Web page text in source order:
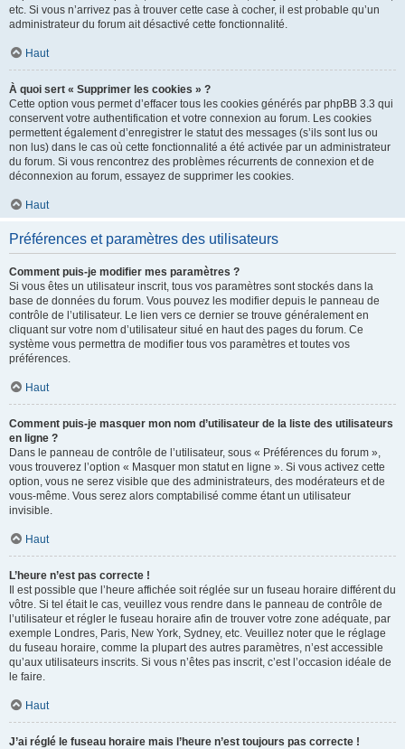
etc. Si vous n’arrivez pas à trouver cette case à cocher, il est probable qu’un
administrateur du forum ait désactivé cette fonctionnalité.
Haut
À quoi sert « Supprimer les cookies » ?
Cette option vous permet d’effacer tous les cookies générés par phpBB 3.3 qui
conservent votre authentification et votre connexion au forum. Les cookies
permettent également d’enregistrer le statut des messages (s’ils sont lus ou
non lus) dans le cas où cette fonctionnalité a été activée par un administrateur
du forum. Si vous rencontrez des problèmes récurrents de connexion et de
déconnexion au forum, essayez de supprimer les cookies.
Haut
Préférences et paramètres des utilisateurs
Comment puis-je modifier mes paramètres ?
Si vous êtes un utilisateur inscrit, tous vos paramètres sont stockés dans la
base de données du forum. Vous pouvez les modifier depuis le panneau de
contrôle de l’utilisateur. Le lien vers ce dernier se trouve généralement en
cliquant sur votre nom d’utilisateur situé en haut des pages du forum. Ce
système vous permettra de modifier tous vos paramètres et toutes vos
préférences.
Haut
Comment puis-je masquer mon nom d’utilisateur de la liste des utilisateurs
en ligne ?
Dans le panneau de contrôle de l’utilisateur, sous « Préférences du forum »,
vous trouverez l’option « Masquer mon statut en ligne ». Si vous activez cette
option, vous ne serez visible que des administrateurs, des modérateurs et de
vous-même. Vous serez alors comptabilisé comme étant un utilisateur
invisible.
Haut
L’heure n’est pas correcte !
Il est possible que l’heure affichée soit réglée sur un fuseau horaire différent du
vôtre. Si tel était le cas, veuillez vous rendre dans le panneau de contrôle de
l’utilisateur et régler le fuseau horaire afin de trouver votre zone adéquate, par
exemple Londres, Paris, New York, Sydney, etc. Veuillez noter que le réglage
du fuseau horaire, comme la plupart des autres paramètres, n’est accessible
qu’aux utilisateurs inscrits. Si vous n’êtes pas inscrit, c’est l’occasion idéale de
le faire.
Haut
J’ai réglé le fuseau horaire mais l’heure n’est toujours pas correcte !